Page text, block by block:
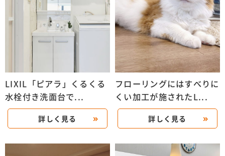
LIXIL「ピアラ」くるくる
水栓付き洗面台で...
詳しく見る
フローリングにはすべりに
くい加工が施されたL...
詳しく見る